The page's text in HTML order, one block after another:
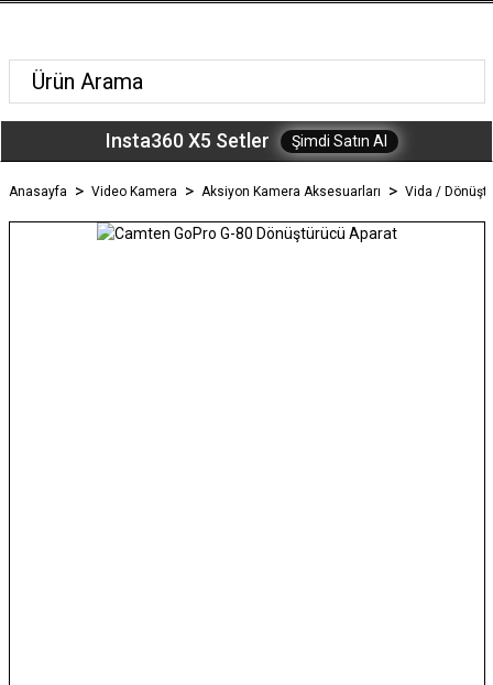
Insta360 X5 Setler Şimdi Satın Al
Anasayfa Video Kamera Aksiyon Kamera Aksesuarları Vida /